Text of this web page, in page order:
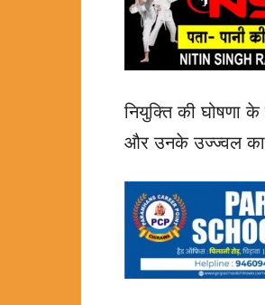
नियुक्ति की घोषणा
और उनके उज्ज्वल